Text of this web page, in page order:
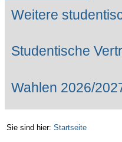
Weitere
Studentische
Wahlen 2026/
Sie sind hier: Startseite